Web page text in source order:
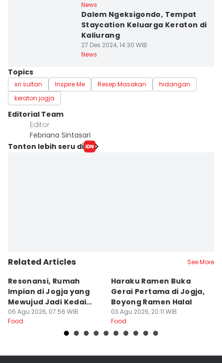
News
Dalem Ngeksigondo, Tempat
Staycation Keluarga Keraton di
Kaliurang
27 Des 2024, 14:30 WIB
News
Topics
sri sultan Inspire Me Resep Masakan
hidangan
keraton jogja
Editorial Team
Editor
Febriana Sintasari
Tonton lebih seru di
Related Articles See More
Resonansi, Rumah
Impian di Jogja yang
Mewujud Jadi Kedai
Ramen dan Burger
06 Agu 2026, 07:56 WIB
Food
Haraku Ramen Buka
Gerai Pertama di Jogja,
Boyong Ramen Halal
03 Agu 2026, 20:11 WIB
Food